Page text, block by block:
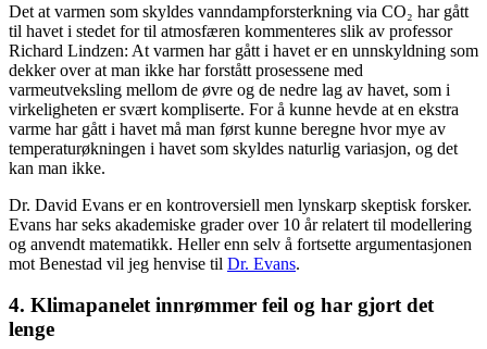
Det at varmen som skyldes vanndampforsterkning via CO₂ har gått
til havet i stedet for til atmosfæren kommenteres slik av professor
Richard Lindzen: At varmen har gått i havet er en unnskyldning som
dekker over at man ikke har forstått prosessene med
varmeutveksling mellom de øvre og de nedre lag av havet, som i
virkeligheten er svært kompliserte. For å kunne hevde at en ekstra
varme har gått i havet må man først kunne beregne hvor mye av
temperaturøkningen i havet som skyldes naturlig variasjon, og det
kan man ikke.
Dr. David Evans er en kontroversiell men lynskarp skeptisk forsker.
Evans har seks akademiske grader over 10 år relatert til modellering
og anvendt matematikk. Heller enn selv å fortsette argumentasjonen
mot Benestad vil jeg henvise til Dr. Evans.
4. Klimapanelet innrømmer feil og har gjort det
lenge